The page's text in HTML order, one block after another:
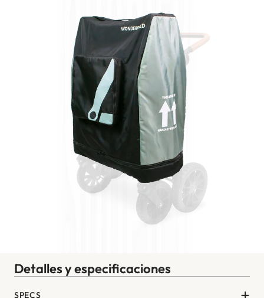
Detalles y especificaciones
SPECS